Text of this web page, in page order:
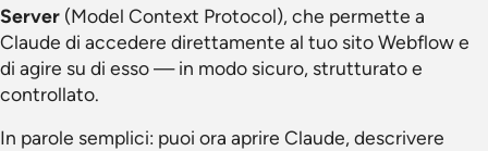
Server (Model Context Protocol), che permette a
Claude di accedere direttamente al tuo sito Webflow e
di agire su di esso — in modo sicuro, strutturato e
controllato.
In parole semplici: puoi ora aprire Claude, descrivere